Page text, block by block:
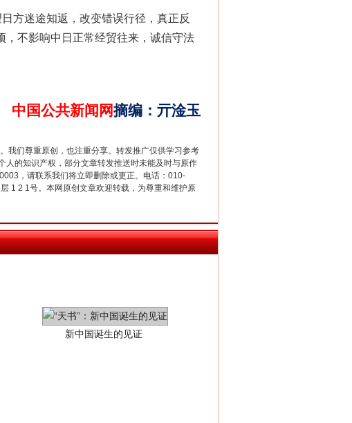
方迷途知返，改变错误行径，真正反
，不影响中日正常经贸往来，诚信守法
中国公共新闻网摘编 ： 亓淦玉
我们尊重原创，也注重分享。转发推广仅供学习参考
人的知识产权，部分文章转发推送时未能及时与原作
，请联系我们将立即删除或更正。电话：010-
1 2 1号。本网原创文章欢迎转载，为尊重和维护原